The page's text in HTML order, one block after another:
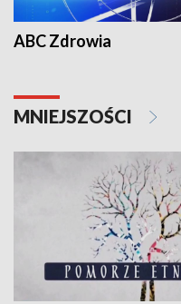
ABC Zdrowia
MNIEJSZOŚCI